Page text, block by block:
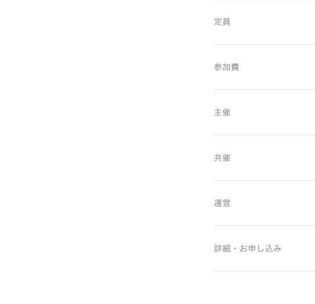
定員
参加費
主催
共催
運営
詳細・お申し込み